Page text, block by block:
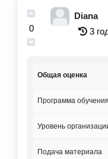
курсы от
хочу отметить
правки, всегда
Люблю клуб всей
компании и под
0
Diana
3
Общая оценка
Программа обучения
Уровень
Подача материала